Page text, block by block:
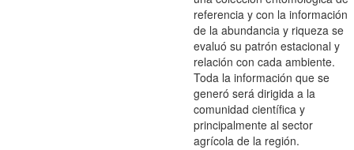
referencia y con la información
de la abundancia y riqueza se
evaluó su patrón estacional y
relación con cada ambiente.
Toda la información que se
generó será dirigida a la
comunidad científica y
principalmente al sector
agrícola de la región.